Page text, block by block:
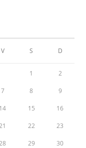
V S D
1 2
7 8 9
14 15 16
22 23
29 30